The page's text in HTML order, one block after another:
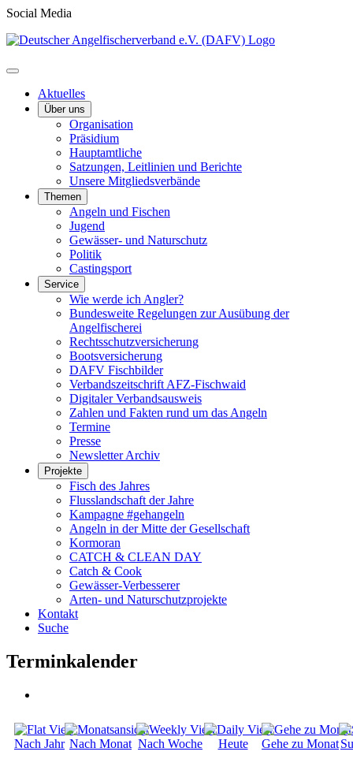
Social Media
Aktuelles
Über uns
Organisation
Präsidium
Hauptamtliche
Satzungen, Leitlinien und Berichte
Unsere Mitgliedsverbände
Themen
Angeln und Fischen
Jugend
Gewässer- und Naturschutz
Politik
Castingsport
Service
Wie werde ich Angler?
Bundesweite Regelungen zur Ausübung der
Angelfischerei
Rechtsschutzversicherung
Bootsversicherung
DAFV Fischbilder
Verbandszeitschrift AFZ-Fischwaid
Digitaler Verbandsausweis
Zahlen und Fakten rund um das Angeln
Termine
Presse
Newsletter Archiv
Projekte
Fisch des Jahres
Flusslandschaft der Jahre
Kampagne #gehangeln
Angeln in der Mitte der Gesellschaft
Kormoran
CATCH & CLEAN DAY
Catch & Cook
Gewässer-Verbesserer
Arten- und Naturschutzprojekte
Kontakt
Suche
Terminkalender
Nach Jahr Nach Monat Nach Woche Heute Gehe zu Monat